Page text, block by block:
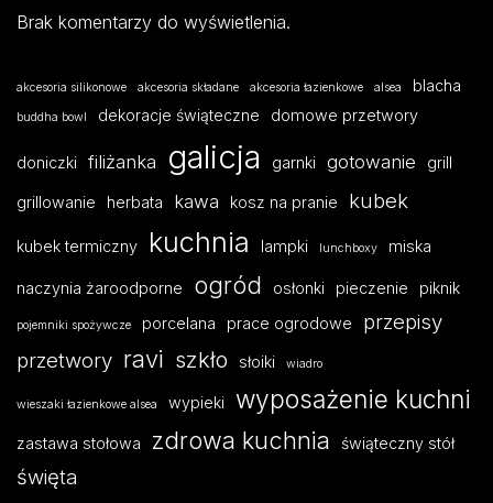
Brak komentarzy do wyświetlenia.
akcesoria silikonowe akcesoria składane akcesoria łazienkowe alsea blacha
buddha bowl dekoracje świąteczne domowe przetwory
doniczki filiżanka galicja garnki gotowanie grill
grillowanie herbata kawa kosz na pranie kubek
kubek termiczny kuchnia lampki lunchboxy miska
naczynia żaroodporne ogród osłonki pieczenie piknik
pojemniki spożywcze porcelana prace ogrodowe
przepisy
przetwory ravi szkło słoiki wiadro
wieszaki łazienkowe alsea wypieki wyposażenie kuchni
zastawa stołowa zdrowa kuchnia świąteczny stół
święta